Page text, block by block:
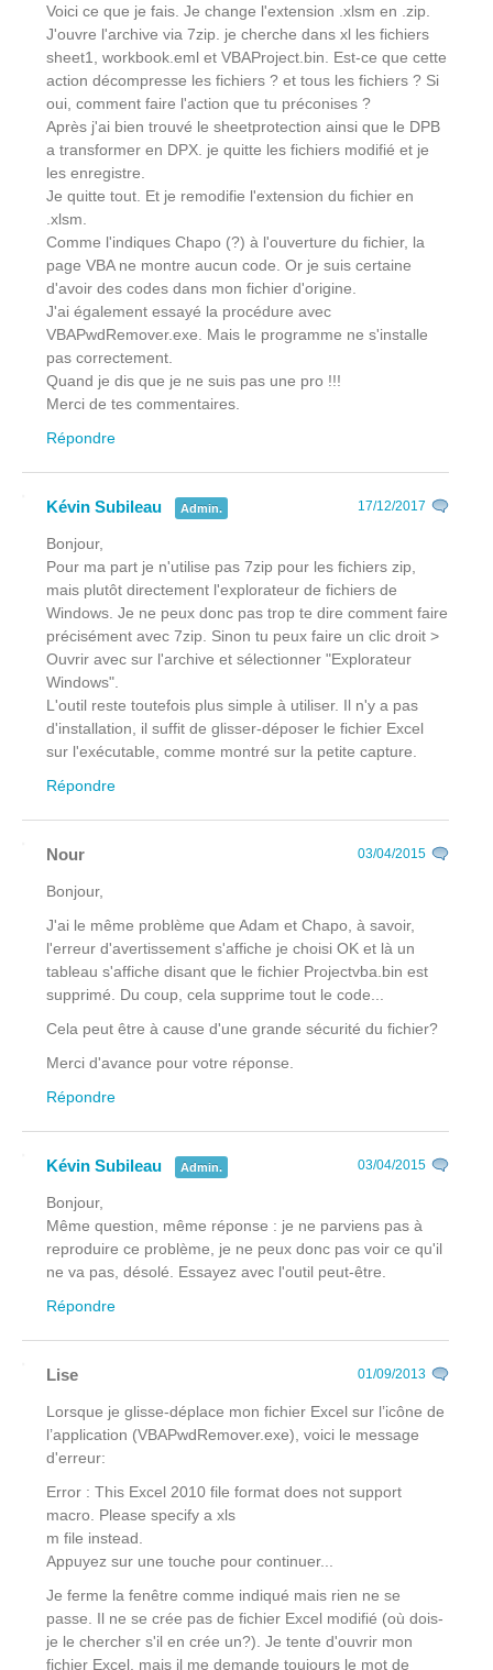
Voici ce que je fais. Je change l'extension .xlsm en .zip.
J'ouvre l'archive via 7zip. je cherche dans xl les fichiers
sheet1, workbook.eml et VBAProject.bin. Est-ce que cette
action décompresse les fichiers ? et tous les fichiers ? Si
oui, comment faire l'action que tu préconises ?
Après j'ai bien trouvé le sheetprotection ainsi que le DPB
a transformer en DPX. je quitte les fichiers modifié et je
les enregistre.
Je quitte tout. Et je remodifie l'extension du fichier en
.xlsm.
Comme l'indiques Chapo (?) à l'ouverture du fichier, la
page VBA ne montre aucun code. Or je suis certaine
d'avoir des codes dans mon fichier d'origine.
J'ai également essayé la procédure avec
VBAPwdRemover.exe. Mais le programme ne s'installe
pas correctement.
Quand je dis que je ne suis pas une pro !!!
Merci de tes commentaires.
Répondre
Kévin Subileau Admin. 17/12/2017
Bonjour,
Pour ma part je n'utilise pas 7zip pour les fichiers zip,
mais plutôt directement l'explorateur de fichiers de
Windows. Je ne peux donc pas trop te dire comment faire
précisément avec 7zip. Sinon tu peux faire un clic droit >
Ouvrir avec sur l'archive et sélectionner "Explorateur
Windows".
L'outil reste toutefois plus simple à utiliser. Il n'y a pas
d'installation, il suffit de glisser-déposer le fichier Excel
sur l'exécutable, comme montré sur la petite capture.
Répondre
Nour 03/04/2015
Bonjour,
J'ai le même problème que Adam et Chapo, à savoir,
l'erreur d'avertissement s'affiche je choisi OK et là un
tableau s'affiche disant que le fichier Projectvba.bin est
supprimé. Du coup, cela supprime tout le code...
Cela peut être à cause d'une grande sécurité du fichier?
Merci d'avance pour votre réponse.
Répondre
Kévin Subileau Admin. 03/04/2015
Bonjour,
Même question, même réponse : je ne parviens pas à
reproduire ce problème, je ne peux donc pas voir ce qu'il
ne va pas, désolé. Essayez avec l'outil peut-être.
Répondre
Lise 01/09/2013
Lorsque je glisse-déplace mon fichier Excel sur l’icône de
l’application (VBAPwdRemover.exe), voici le message
d'erreur:
Error : This Excel 2010 file format does not support
macro. Please specify a xls
m file instead.
Appuyez sur une touche pour continuer...
Je ferme la fenêtre comme indiqué mais rien ne se
passe. Il ne se crée pas de fichier Excel modifié (où dois-
je le chercher s'il en crée un?). Je tente d'ouvrir mon
fichier Excel, mais il me demande toujours le mot de